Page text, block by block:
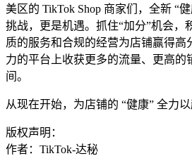
美区的 TikTok Shop 商家们，全新 “
挑战，更是机遇。抓住“加分”机会，
质的服务和合规的经营为店铺赢得高
力的平台上收获更多的流量、更高的
间。
从现在开始，为店铺的 “健康” 全力以
版权声明：
作者：TikTok-达秘